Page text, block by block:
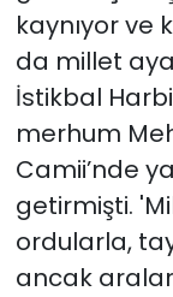
kaynıyor ve
da millet
İstikbal
merhum
Camii’nde
getirmişti.
ordularla,
ancak